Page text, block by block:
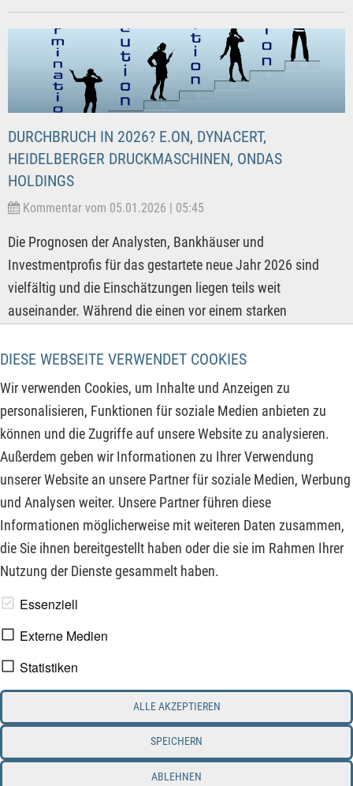
DIESE WEBSEITE VERWENDET COOKIES
Wir verwenden Cookies, um Inhalte und Anzeigen zu
personalisieren, Funktionen für soziale Medien anbieten zu
können und die Zugriffe auf unsere Website zu analysieren.
Außerdem geben wir Informationen zu Ihrer Verwendung
unserer Website an unsere Partner für soziale Medien, Werbung
und Analysen weiter. Unsere Partner führen diese
Informationen möglicherweise mit weiteren Daten zusammen,
die Sie ihnen bereitgestellt haben oder die sie im Rahmen Ihrer
Nutzung der Dienste gesammelt haben.
Essenziell
Externe Medien
Statistiken
ALLE AKZEPTIEREN
SPEICHERN
ABLEHNEN
DURCHBRUCH IN 2026? E.ON, DYNACERT,
HEIDELBERGER DRUCKMASCHINEN, ONDAS
HOLDINGS
Kommentar vom 05.01.2026 | 05:45
Die Prognosen der Analysten, Bankhäuser und
Investmentprofis für das gestartete neue Jahr 2026 sind
vielfältig und die Einschätzungen liegen teils weit
auseinander. Während die einen vor einem starken
eine weitere Fortsetzung des Bullenmarktes trotz historischer
Höchststände an den Aktienmärkten als unausweichlich an.
Wer in der von Unsicherheit geprägten Welt des Geldes aber
langfristig seinen Vermögensaufbau bewerkstelligen
möchte, der dürfte mit den Grundprinzipien wie
Risikostreuung und Diversifikation weiterhin am besten
fahren.
www.derfinanzinvestor.de - © 2026 - Die Publikation für
Datenschutz
Interessenskonflikt & Risikohinweis
Nutzungsbedingungen